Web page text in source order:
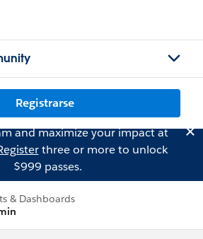
Registrarse
and maximize your impact at
three or more to unlock
$999 passes.
& Dashboards